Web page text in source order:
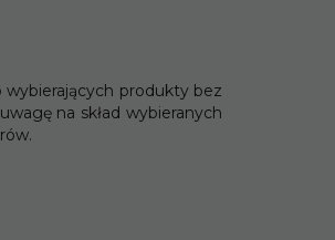
produkty bez
na skład wybieranych